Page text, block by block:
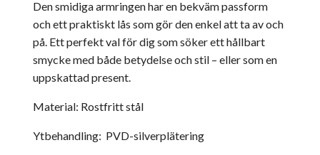
Den smidiga armringen har en bekväm passform
och ett praktiskt lås som gör den enkel att ta av och
på. Ett perfekt val för dig som söker ett hållbart
smycke med både betydelse och stil – eller som en
uppskattad present.
Material: Rostfritt stål
Ytbehandling: PVD-silverplätering